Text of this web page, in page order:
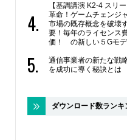
【基調講演 K2-4 スリ
革命！ゲームチェンジ
市場の既存概念を破壊
要！毎年のライセンス
価！ の新しい５Gモ
通信事業者の新たな
を成功に導く秘訣とは
ダウンロード数ラン